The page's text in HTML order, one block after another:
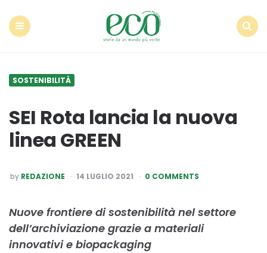
SOSTENIBILITÀ
SEI Rota lancia la nuova
linea GREEN
POSTED
BY
by REDAZIONE 14 LUGLIO 2021 0 COMMENTS
Nuove frontiere di sostenibilità nel settore
dell’archiviazione grazie a materiali
innovativi e biopackaging